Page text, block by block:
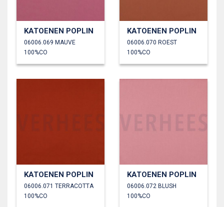
KATOENEN POPLIN
06006.069 MAUVE
100%CO
KATOENEN POPLIN
06006.070 ROEST
100%CO
KATOENEN POPLIN
06006.071 TERRACOTTA
100%CO
KATOENEN POPLIN
06006.072 BLUSH
100%CO